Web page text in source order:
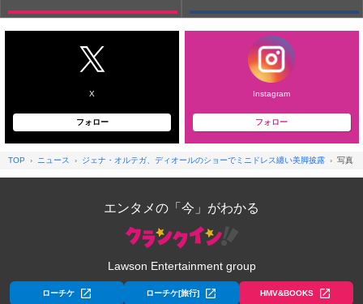
X
フォロー
Instagram
フォロー
TOP ニュース ジェナ・オルテガ、ディオールのショーでミニドレス纏い美脚披露 写真
エンタメの「今」がわかる
Lawson Entertainment group
ローチケ ローチケ[旅行] HMV&BOOKS